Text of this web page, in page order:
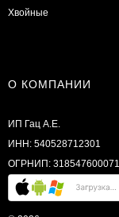
Хвойные
О КОМПАНИИ
ИП Гац А.Е.
ИНН: 540528712301
ОГРНИП: